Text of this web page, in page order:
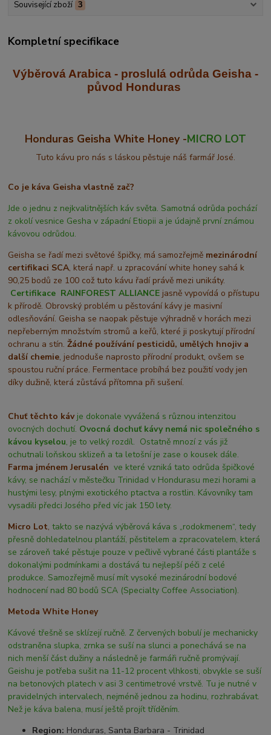
Související zboží 3
Kompletní specifikace
Výběrová Arabica - proslulá odrůda Geisha-
původ Honduras
Honduras Geisha White Honey -MICRO LOT
Tuto kávu pro nás s láskou pěstuje náš farmář José.
Co je káva Geisha vlastně zač?
Jde o jednu z nejkvalitnějších káv světa. Samotná odrůda pochází
z okolí vesnice Gesha v západní Etiopii a je údajně první známou
kávovou odrůdou.
Geisha se řadí mezi světové špičky, má samozřejmě mezinárodní
certifikaci SCA, která např. u zpracování white honey sahá k
90,25 bodů ze 100 což tuto kávu řadí právě mezi unikáty.
Certifikace RAINFOREST ALLIANCE jasně vypovídá o přístupu
k přírodě. Obrovský problém u pěstování kávy je masivní
odlesňování. Geisha se naopak pěstuje výhradně v horách mezi
nepřeberným množstvím stromů a keřů, které ji poskytují přírodní
ochranu a stín.Žádné používání pesticidů, umělých hnojiv a
další chemie, jednoduše naprosto přírodní produkt, ovšem se
spoustou ruční práce. Fermentace probíhá bez použití vody jen
díky dužině, která zůstává přítomna při sušení.
Chuť těchto kávje dokonale vyvážená s různou intenzitou
ovocných dochutí. Ovocná dochuť kávy nemá nic společného s
kávou kyselou, je to velký rozdíl. Ostatně mnozí z vás již
ochutnali loňskou sklizeň a ta letošní je zase o kousek dále.
Farma jménem Jerusalén ve které vzniká tato odrůda špičkové
kávy, se nachází v městečku Trinidad v Hondurasu mezi horami a
hustými lesy, plnými exotického ptactva a rostlin. Kávovníky tam
vysadili předci Josého před víc jak 150 lety.
Micro Lot, takto se nazývá výběrová káva s „rodokmenem“, tedy
přesně dohledatelnou plantáží, pěstitelem a zpracovatelem, která
se zároveň také pěstuje pouze v pečlivě vybrané části plantáže s
dokonalými podmínkami a dostává tu nejlepší péči z celé
produkce. Samozřejmě musí mít vysoké mezinárodní bodové
hodnocení nad 80 bodů SCA (Specialty Coffee Association).
Metoda White Honey
Kávové třešně se sklízejí ručně. Z červených bobulí je mechanicky
odstraněna slupka, zrnka se suší na slunci a ponechává se na
nich menší část dužiny a následně je farmáři ručně promývají.
Geishu je potřeba sušit na 11-12 procent vlhkosti, obvykle se suší
na betonových platech v asi 3 centimetrové vrstvě. Tu je nutné v
pravidelných intervalech, nejméně jednou za hodinu, rozhrabávat.
Než je káva balena, musí ještě projít tříděním.
Region: Honduras, Santa Barbara - Trinidad